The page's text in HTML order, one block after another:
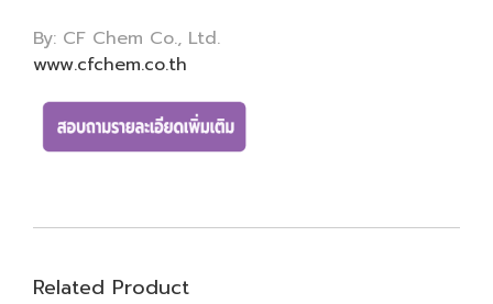
By: CF Chem Co., Ltd.
www.cfchem.co.th
Related Product